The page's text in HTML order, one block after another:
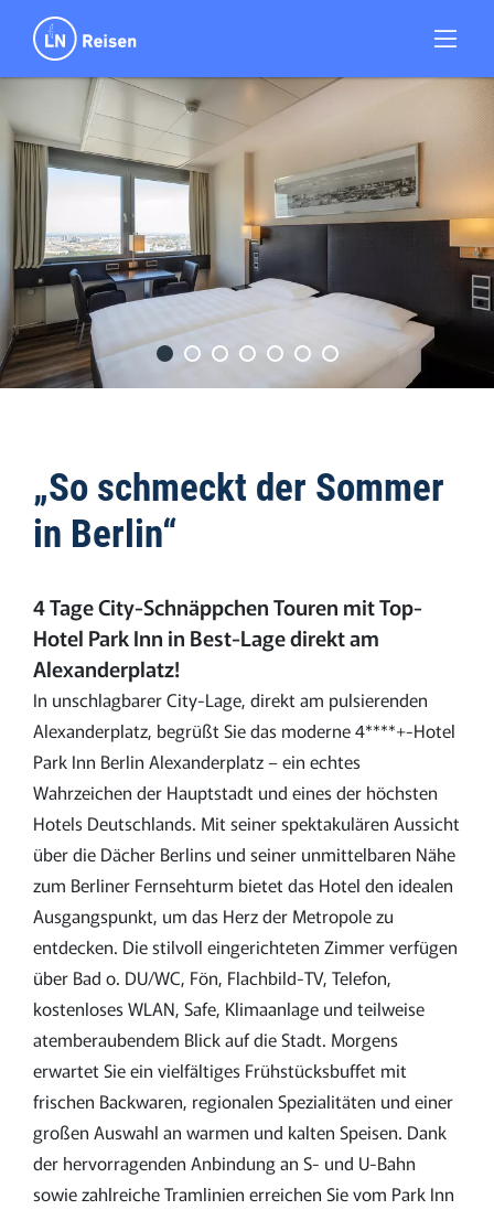
„So schmeckt der Sommer
in Berlin“
4 Tage City-Schnäppchen Touren mit Top-
Hotel Park Inn in Best-Lage direkt am
Alexanderplatz!
In unschlagbarer City-Lage, direkt am pulsierenden
Alexanderplatz, begrüßt Sie das moderne 4****+-Hotel
Park Inn Berlin Alexanderplatz – ein echtes
Wahrzeichen der Hauptstadt und eines der höchsten
Hotels Deutschlands. Mit seiner spektakulären Aussicht
über die Dächer Berlins und seiner unmittelbaren Nähe
zum Berliner Fernsehturm bietet das Hotel den idealen
Ausgangspunkt, um das Herz der Metropole zu
entdecken. Die stilvoll eingerichteten Zimmer verfügen
über Bad o. DU/WC, Fön, Flachbild-TV, Telefon,
kostenloses WLAN, Safe, Klimaanlage und teilweise
atemberaubendem Blick auf die Stadt. Morgens
erwartet Sie ein vielfältiges Frühstücksbuffet mit
frischen Backwaren, regionalen Spezialitäten und einer
großen Auswahl an warmen und kalten Speisen. Dank
der hervorragenden Anbindung an S- und U-Bahn
sowie zahlreiche Tramlinien erreichen Sie vom Park Inn